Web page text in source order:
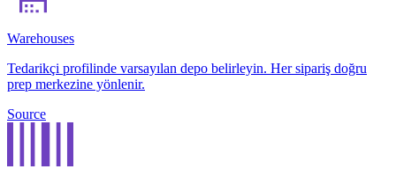
Warehouses
Tedarikçi profilinde varsayılan depo belirleyin. Her sipariş doğru
prep merkezine yönlenir.
Source